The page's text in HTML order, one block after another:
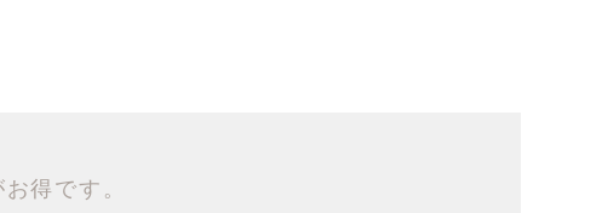
得です。